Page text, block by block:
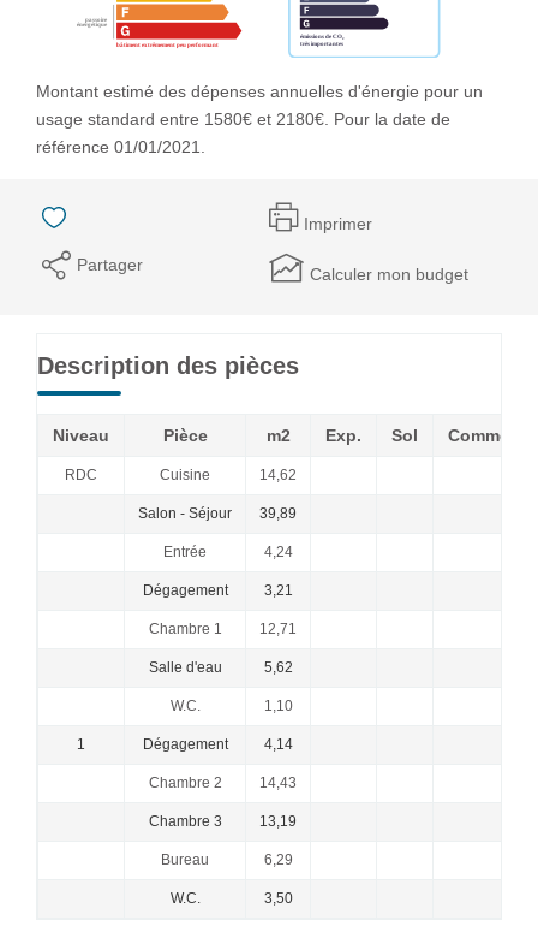
Montant estimé des dépenses annuelles d'énergie pour un
usage standard entre 1580€ et 2180€. Pour la date de
référence 01/01/2021.
Imprimer
Partager Calculer mon budget
Description des pièces
Niveau Pièce m2 Exp. Sol
RDC Cuisine 14,62
Salon - Séjour 39,89
Entrée 4,24
Dégagement 3,21
Chambre 1 12,71
Salle d'eau 5,62
W.C. 1,10
1 Dégagement 4,14
Chambre 2 14,43
Chambre 3 13,19
Bureau 6,29
W.C. 3,50